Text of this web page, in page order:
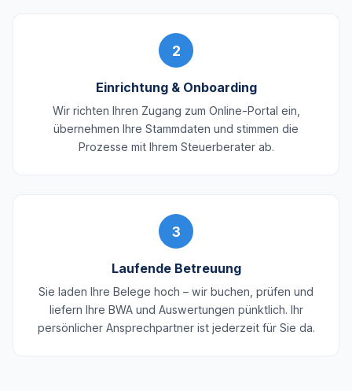
2
Einrichtung & Onboarding
Wir richten Ihren Zugang zum Online-Portal ein,
übernehmen Ihre Stammdaten und stimmen die
Prozesse mit Ihrem Steuerberater ab.
3
Laufende Betreuung
Sie laden Ihre Belege hoch – wir buchen, prüfen und
liefern Ihre BWA und Auswertungen pünktlich. Ihr
persönlicher Ansprechpartner ist jederzeit für Sie da.